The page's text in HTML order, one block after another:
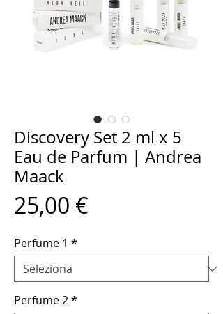
Discovery Set 2 ml x 5
Eau de Parfum | Andrea
Maack
25,00 €
Perfume 1 *
Perfume 2*